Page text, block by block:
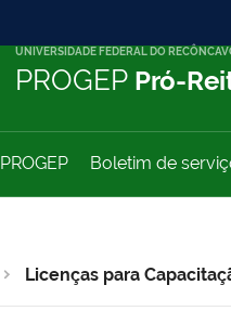
UNIVERSIDADE FEDERAL DO
PROGEP Pró-
Boletim de
Licenças para